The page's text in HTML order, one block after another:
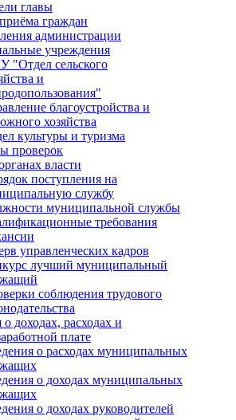
главы
граждан
администрации
учреждения
"Отдел сельского
и
благоустройства и
хозяйства
культуры и туризма
проверок
власти
поступления на
службу
муниципальной службы
требования
управленческих кадров
лучший муниципальный
соблюдения трудового
доходах, расходах и
плате
о расходах муниципальных
о доходах муниципальных
о доходах руководителей